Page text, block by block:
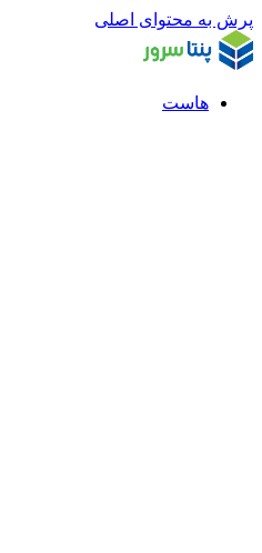
پرش به محتوای اصلی
هاست